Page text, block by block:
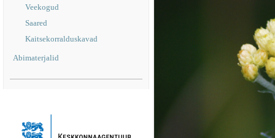
Veekogud
Saared
Kaitsekorralduskavad
Abimaterjalid